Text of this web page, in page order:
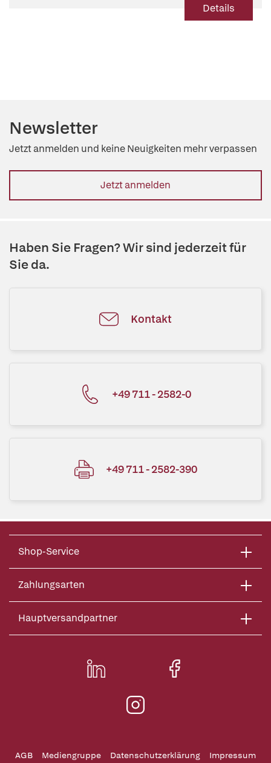
Details
Newsletter
Jetzt anmelden und keine Neuigkeiten mehr verpassen
Jetzt anmelden
Haben Sie Fragen? Wir sind jederzeit für
Sie da.
Kontakt
+49 711 - 2582-0
+49 711 - 2582-390
Shop-Service
Zahlungsarten
Hauptversandpartner
AGB Mediengruppe Datenschutzerklärung Impressum